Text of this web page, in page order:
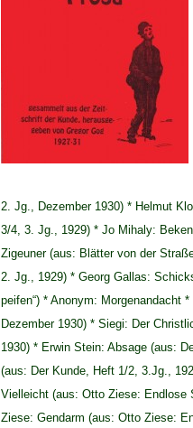
2. Jg., Dezember 1930) * Helmut
3/4, 3. Jg., 1929) * Jo Mihaly:
Zigeuner (aus: Blätter von der
2. Jg., 1929) * Georg Gallas:
peifen“) * Anonym: Morgenandacht
Dezember 1930) * Siegi: Der
1930) * Erwin Stein: Absage (aus:
(aus: Der Kunde, Heft 1/2, 3.Jg.,
Vielleicht (aus: Otto Ziese: Endlose
Ziese: Gendarm (aus: Otto Ziese: